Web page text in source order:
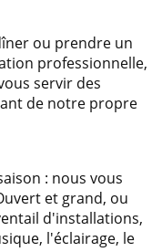
ou prendre un
professionnelle,
servir des
de notre propre
: nous vous
et grand, ou
d'installations,
l'éclairage, le